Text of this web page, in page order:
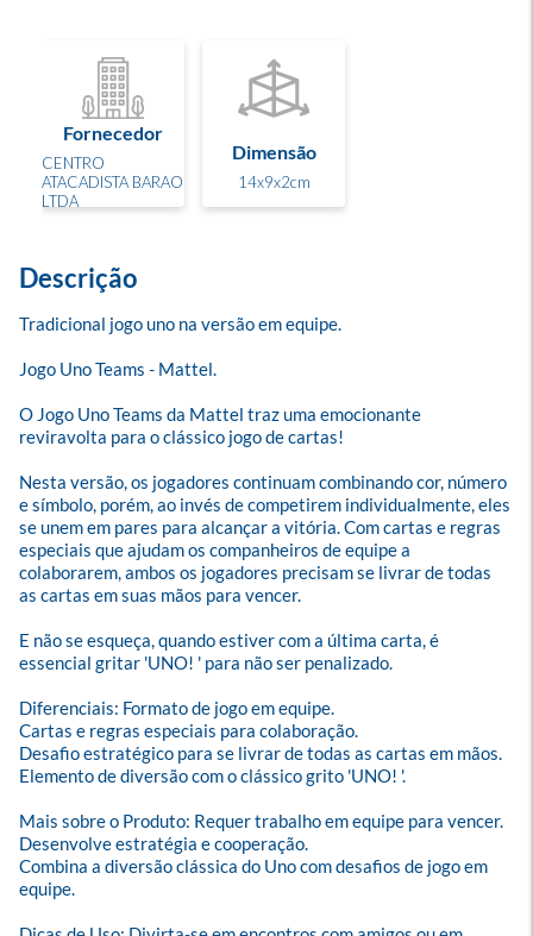
Fornecedor
CENTRO
ATACADISTA BARAO
LTDA
Dimensão
14x9x2cm
Descrição
Tradicional jogo uno na versão em equipe.
Jogo Uno Teams - Mattel.
O Jogo Uno Teams da Mattel traz uma emocionante
reviravolta para o clássico jogo de cartas!
Nesta versão, os jogadores continuam combinando cor, número
e símbolo, porém, ao invés de competirem individualmente, eles
se unem em pares para alcançar a vitória. Com cartas e regras
especiais que ajudam os companheiros de equipe a
colaborarem, ambos os jogadores precisam se livrar de todas
as cartas em suas mãos para vencer.
E não se esqueça, quando estiver com a última carta, é
essencial gritar 'UNO! ' para não ser penalizado.
Diferenciais: Formato de jogo em equipe.
Cartas e regras especiais para colaboração.
Desafio estratégico para se livrar de todas as cartas em mãos.
Elemento de diversão com o clássico grito 'UNO! '.
Mais sobre o Produto: Requer trabalho em equipe para vencer.
Desenvolve estratégia e cooperação.
Combina a diversão clássica do Uno com desafios de jogo em
equipe.